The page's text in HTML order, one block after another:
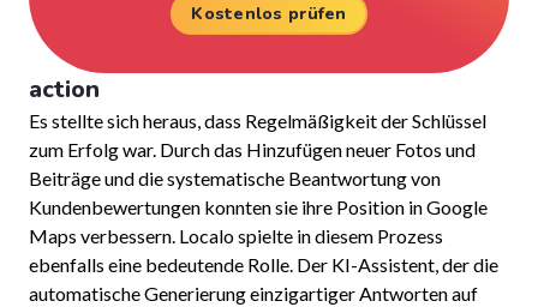
Kostenlos prüfen
action
Es stellte sich heraus, dass Regelmäßigkeit der Schlüssel
zum Erfolg war. Durch das Hinzufügen neuer Fotos und
Beiträge und die systematische Beantwortung von
Kundenbewertungen konnten sie ihre Position in Google
Maps verbessern. Localo spielte in diesem Prozess
ebenfalls eine bedeutende Rolle. Der KI-Assistent, der die
automatische Generierung einzigartiger Antworten auf